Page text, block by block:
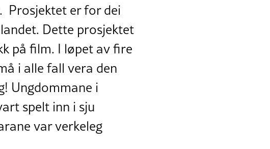
Prosjektet er for dei
Dette prosjektet
på film. I løpet av fire
i alle fall vera den
Ungdommane i
spelt inn i sju
var verkeleg